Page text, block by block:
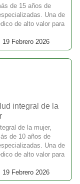
de 15 años de
Una de
de alto valor para
Febrero 2026
integral de la
de la mujer,
de 10 años de
Una de
de alto valor para
Febrero 2026